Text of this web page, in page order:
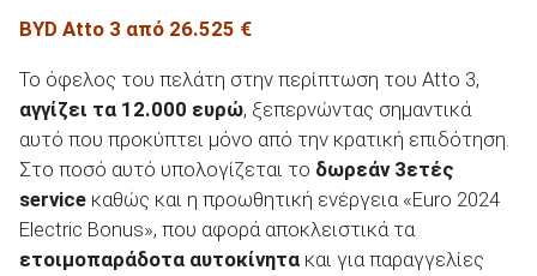
Μεταχειρισμένα
ΑΝΑΖΗΤΗΣΗ
BYD Atto 3 από 26.525 €
Το όφελος του πελάτη στην περίπτωση του Atto 3,
αγγίζει τα 12.000 ευρώ, ξεπερνώντας σημαντικά
αυτό που προκύπτει μόνο από την κρατική επιδότηση.
Στο ποσό αυτό υπολογίζεται το δωρεάν 3ετές
service καθώς και η προωθητική ενέργεια «Euro 2024
Electric Bonus», που αφορά αποκλειστικά τα
ετοιμοπαράδοτα αυτοκίνητα και για παραγγελίες